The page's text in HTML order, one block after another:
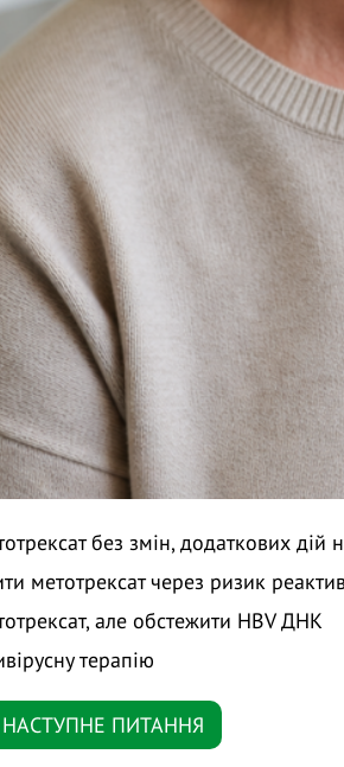
без змін, додаткових дій
метотрексат через ризик
але обстежити HBV ДНК
терапію
НАСТУПНЕ ПИТАННЯ